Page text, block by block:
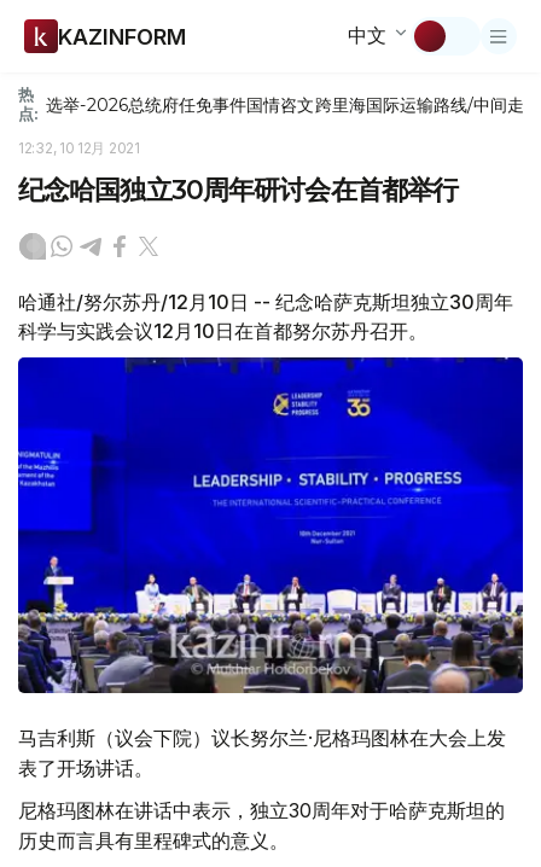
KAZINFORM 中文
热
点: 选举-2026总统府任免事件国情咨文跨里海国际运输路线/中间走廊
12:32, 10 12月 2021
纪念哈国独立30周年研讨会在首都举行
哈通社/努尔苏丹/12月10日 -- 纪念哈萨克斯坦独立30周年
科学与实践会议12月10日在首都努尔苏丹召开。
马吉利斯（议会下院）议长努尔兰·尼格玛图林在大会上发
表了开场讲话。
尼格玛图林在讲话中表示，独立30周年对于哈萨克斯坦的
历史而言具有里程碑式的意义。